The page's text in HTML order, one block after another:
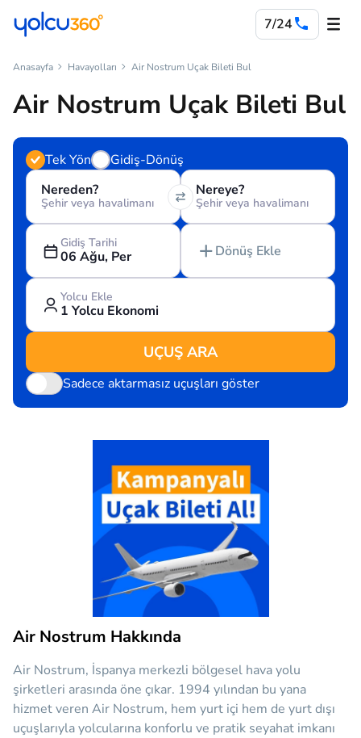
7/24
Anasayfa Havayolları Air Nostrum Uçak Bileti Bul
Air Nostrum Uçak Bileti Bul
Tek Yön
Gidiş-Dönüş
Nereden?
Şehir veya havalimanı
Nereye?
Şehir veya havalimanı
Gidiş Tarihi
06 Ağu, Per Dönüş Ekle
Yolcu Ekle
1 Yolcu Ekonomi
UÇUŞ ARA
Sadece aktarmasız uçuşları göster
Air Nostrum Hakkında
Air Nostrum, İspanya merkezli bölgesel hava yolu
şirketleri arasında öne çıkar. 1994 yılından bu yana
hizmet veren Air Nostrum, hem yurt içi hem de yurt dışı
uçuşlarıyla yolcularına konforlu ve pratik seyahat imkanı